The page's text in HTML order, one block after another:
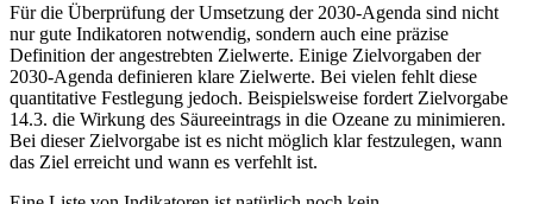
Für die Überprüfung der Umsetzung der 2030-Agenda sind nicht
nur gute Indikatoren notwendig, sondern auch eine präzise
Definition der angestrebten Zielwerte. Einige Zielvorgaben der
2030-Agenda definieren klare Zielwerte. Bei vielen fehlt diese
quantitative Festlegung jedoch. Beispielsweise fordert Zielvorgabe
14.3. die Wirkung des Säureeintrags in die Ozeane zu minimieren.
Bei dieser Zielvorgabe ist es nicht möglich klar festzulegen, wann
das Ziel erreicht und wann es verfehlt ist.